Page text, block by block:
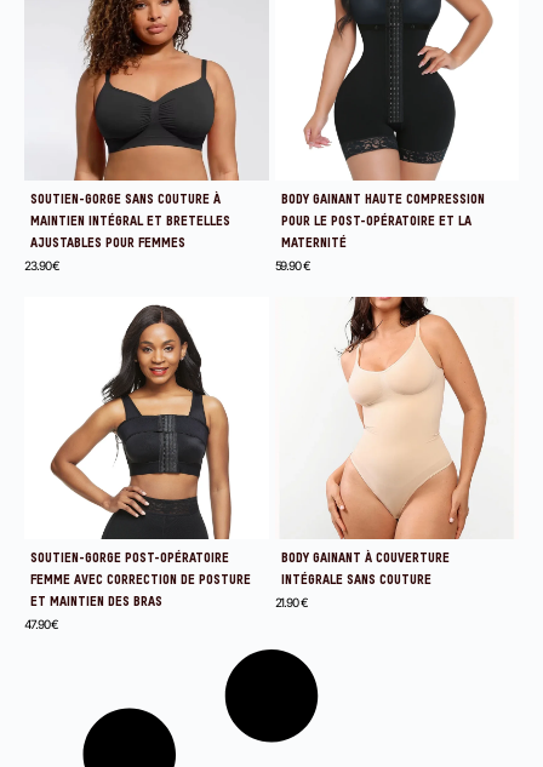
SOUTIEN-GORGE SANS COUTURE À
MAINTIEN INTÉGRAL ET BRETELLES
AJUSTABLES POUR FEMMES
23.90€
BODY GAINANT HAUTE COMPRESSION
POUR LE POST-OPÉRATOIRE ET LA
MATERNITÉ
59.90€
SOUTIEN-GORGE POST-OPÉRATOIRE
FEMME AVEC CORRECTION DE POSTURE
ET MAINTIEN DES BRAS
47.90€
BODY GAINANT À COUVERTURE
INTÉGRALE SANS COUTURE
21.90€